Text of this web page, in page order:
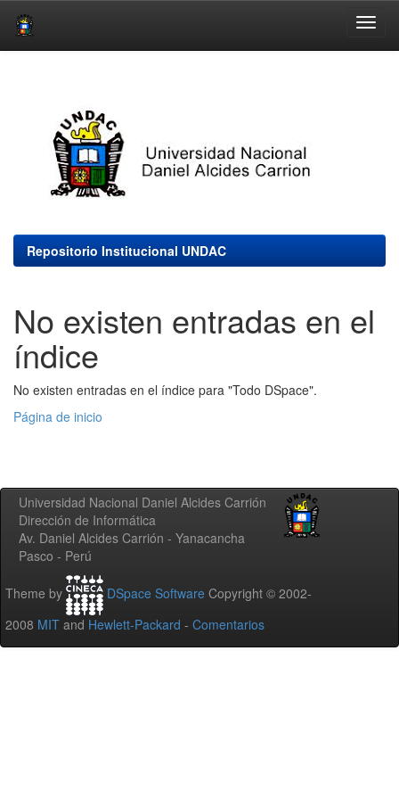
Repositorio Institucional UNDAC
No existen entradas en el
índice
No existen entradas en el índice para "Todo DSpace".
Página de inicio
Universidad Nacional Daniel Alcides Carrión
Dirección de Informática
Av. Daniel Alcides Carrión - Yanacancha
Pasco - Perú
Theme by DSpace Software Copyright © 2002-
2008 MIT and Hewlett-Packard - Comentarios